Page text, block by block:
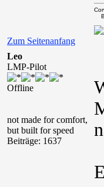
Zum Seitenanfang
Leo
LMP-Pilot
Offline
not made for comfort,
but built for speed
Beiträge: 1637